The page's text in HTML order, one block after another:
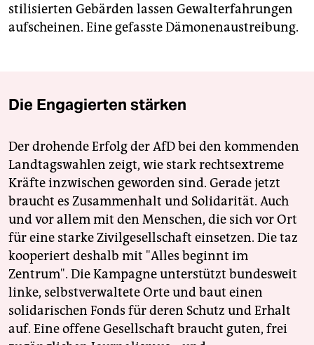
stilisierten Gebärden lassen Gewalterfahrungen
aufscheinen. Eine gefasste Dämonen­austreibung.
Die Engagierten stärken
Der drohende Erfolg der AfD bei den kommenden
Landtagswahlen zeigt, wie stark rechtsextreme
Kräfte inzwischen geworden sind. Gerade jetzt
braucht es Zusammenhalt und Solidarität. Auch
und vor allem mit den Menschen, die sich vor Ort
für eine starke Zivilgesellschaft einsetzen. Die taz
kooperiert deshalb mit "Alles beginnt im
Zentrum". Die Kampagne unterstützt bundesweit
linke, selbstverwaltete Orte und baut einen
solidarischen Fonds für deren Schutz und Erhalt
auf. Eine offene Gesellschaft braucht guten, frei